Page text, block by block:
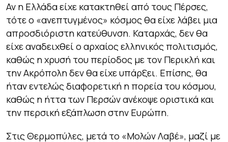
Αν η Ελλάδα είχε κατακτηθεί από τους Πέρσες,
τότε ο «ανεπτυγμένος» κόσμος θα είχε λάβει μια
απροσδιόριστη κατεύθυνση. Καταρχάς, δεν θα
είχε αναδειχθεί ο αρχαίος ελληνικός πολιτισμός,
καθώς η χρυσή του περίοδος με τον Περικλή και
την Ακρόπολη δεν θα είχε υπάρξει. Επίσης, θα
ήταν εντελώς διαφορετική η πορεία του κόσμου,
καθώς η ήττα των Περσών ανέκοψε οριστικά και
την περσική εξάπλωση στην Ευρώπη.
Στις Θερμοπύλες, μετά το «Μολών Λαβέ», μαζί με